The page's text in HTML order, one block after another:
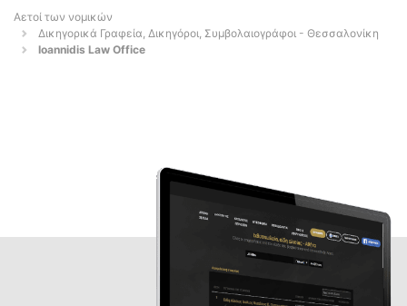
Αετοί των νομικών
Δικηγορικά Γραφεία, Δικηγόροι, Συμβολαιογράφοι - Θεσσαλονίκη
Ioannidis Law Office